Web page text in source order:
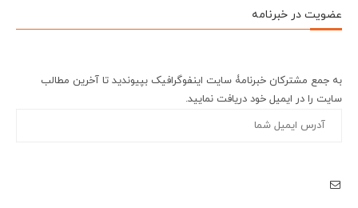
عضویت در خبرنامه
به جمع مشترکان خبرنامۀ سایت اینفوگرافیک بپیوندید تا آخرین مطالب
سایت را در ایمیل خود دریافت نمایید.